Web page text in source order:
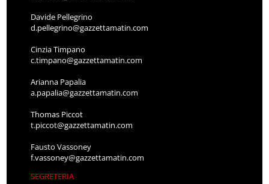
Davide Pellegrino
d.pellegrino@gazzettamatin.com
Cinzia Timpano
c.timpano@gazzettamatin.com
Arianna Papalia
a.papalia@gazzettamatin.com
Thomas Piccot
t.piccot@gazzettamatin.com
Fausto Vassoney
f.vassoney@gazzettamatin.com
SEGRETERIA